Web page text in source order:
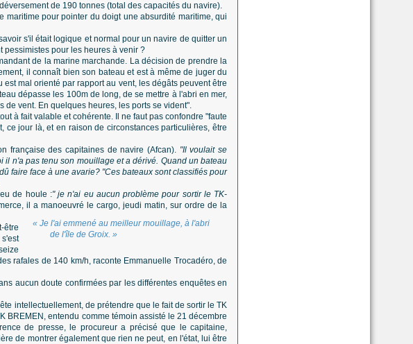
de 190 tonnes (total des capacités du navire).
maritime pour pointer du doigt une absurdité maritime, qui
s'il était logique et normal pour un navire de quitter un
pessimistes pour les heures à venir ?
de la marine marchande. La décision de prendre la
il connaît bien son bateau et est à même de juger du
mal orienté par rapport au vent, les dégâts peuvent être
dépasse les 100m de long, de se mettre à l'abri en mer,
de vent. En quelques heures, les ports se vident".
à fait valable et cohérente. Il ne faut pas confondre "faute
jour là, et en raison de circonstances particulières, être
française des capitaines de navire (Afcan). "Il voulait se
n'a pas tenu son mouillage et a dérivé. Quand un bateau
faire face à une avarie? "Ces bateaux sont classifiés pour
de houle :" je n'ai eu aucun problème pour sortir le TK-
il a manoeuvré le cargo, jeudi matin, sur ordre de la
« Je l'ai emmené au meilleur mouillage, à l'abri
de l'île de Groix. »
être
rafales de 140 km/h, raconte Emmanuelle Trocadéro, de
aucun doute confirmées par les différentes enquêtes en
intellectuellement, de prétendre que le fait de sortir le TK
BREMEN, entendu comme témoin assisté le 21 décembre
de presse, le procureur a précisé que le capitaine,
de montrer également que rien ne peut, en l'état, lui être